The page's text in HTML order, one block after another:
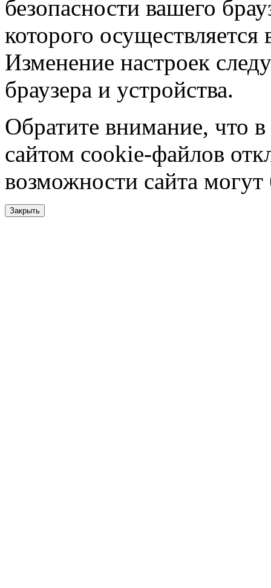
безопасности вашего
которого
Изменение настроек
браузера и устройства.
Обратите внимание, что в
сайтом cookie-файлов
возможности сайта
Закрыть